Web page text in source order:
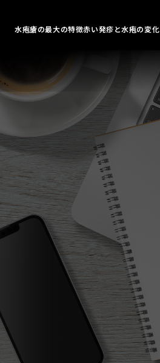
水疱瘡の最大の特徴赤い発疹と水疱の変化